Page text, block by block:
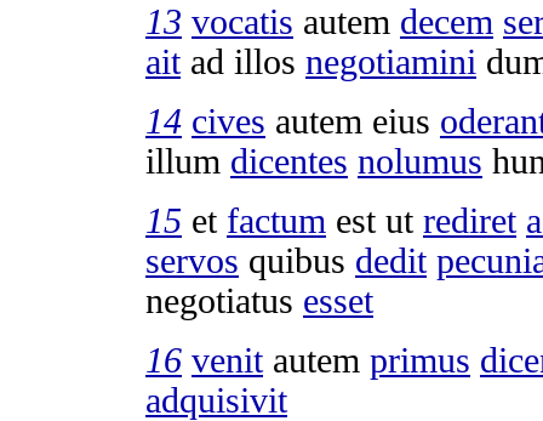
13 vocatis autem decem
aitad illos negotiamini
14 cives autem eius
illum dicentes nolumus
15 et factum est ut rediret
servos quibus dedit
negotiatus esset
16 venitautem primus
adquisivit